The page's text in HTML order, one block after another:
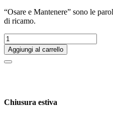
“Osare e Mantenere” sono le
di ricamo.
Aggiungi al carrello
Chiusura estiva